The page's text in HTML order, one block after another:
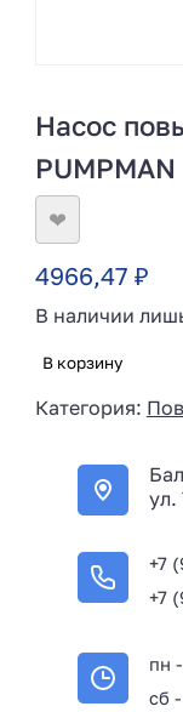
Насос
PUMPMAN
❤
4966,47 ₽
В наличии
В корзину
Категория:
ул.
+7
+7
пн
сб